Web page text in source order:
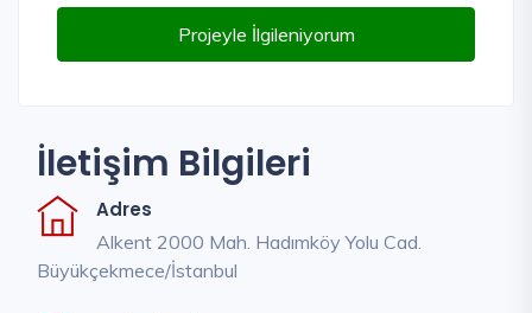
Projeyle İlgileniyorum
İletişim Bilgileri
Adres
Alkent 2000 Mah. Hadımköy Yolu Cad.
Büyükçekmece/İstanbul